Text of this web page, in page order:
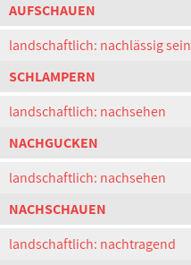
AUFSCHAUEN
landschaftlich: nachlässig sein
SCHLAMPERN
landschaftlich: nachsehen
NACHGUCKEN
landschaftlich: nachsehen
NACHSCHAUEN
landschaftlich: nachtragend